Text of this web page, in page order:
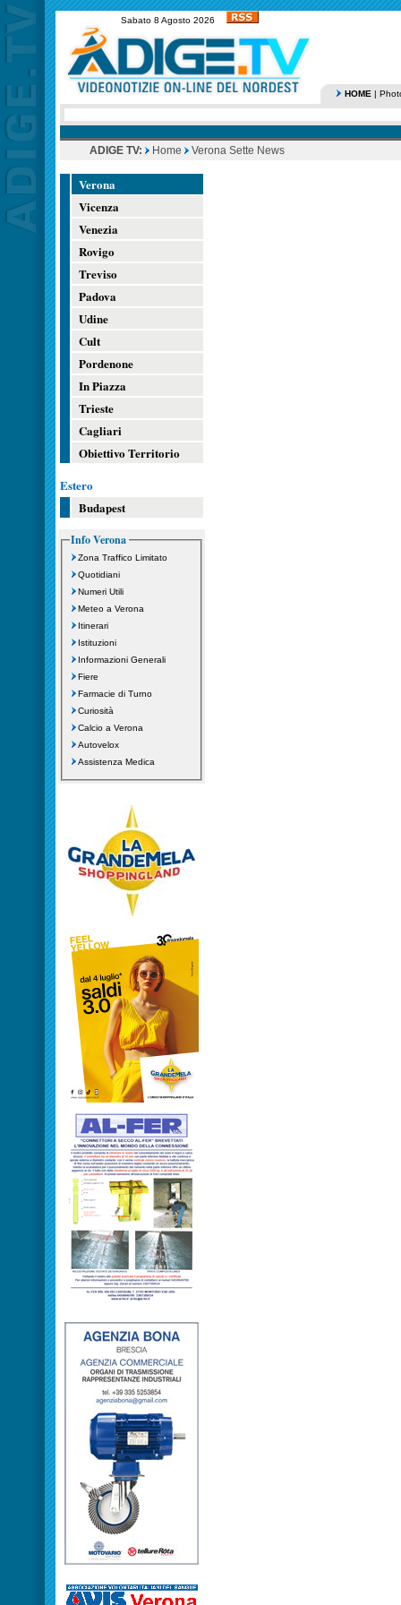
Sabato 8 Agosto 2026
HOME |
ADIGE TV: Home Verona Sette News
Verona
Vicenza
Venezia
Rovigo
Treviso
Padova
Udine
Cult
Pordenone
In Piazza
Trieste
Cagliari
Obiettivo Territorio
Estero
Budapest
Info Verona
Zona Traffico Limitato
Quotidiani
Numeri Utili
Meteo a Verona
Itinerari
Istituzioni
Informazioni Generali
Fiere
Farmacie di Turno
Curiosità
Calcio a Verona
Autovelox
Assistenza Medica